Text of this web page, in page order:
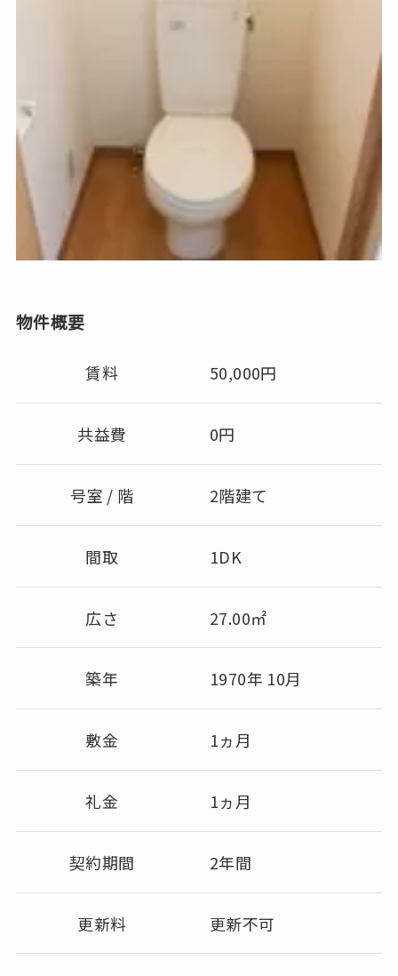
物件概要
賃料 50,000円
共益費 0円
号室 / 階 2階建て
間取 1DK
広さ 27.00㎡
築年 1970年 10月
敷金 1ヵ月
礼金 1ヵ月
契約期間 2年間
更新料 更新不可